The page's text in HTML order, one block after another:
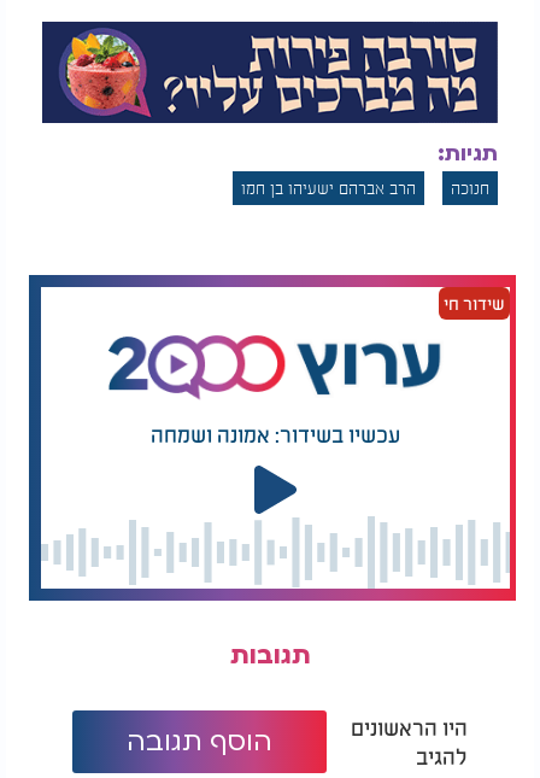
תגיות:
חנוכה הרב אברהם ישעיהו בן חמו
שידור חי
עכשיו בשידור: אמונה ושמחה
תגובות
היו הראשונים
להגיב
הוסף תגובה